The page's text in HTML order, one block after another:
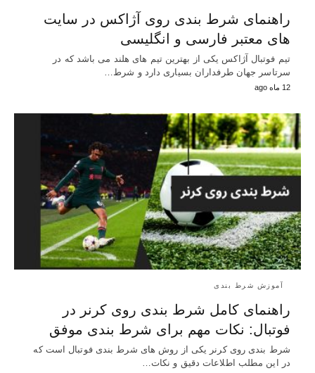
راهنمای شرط بندی روی آژاکس در سایت
های معتبر فارسی و انگلیسی
تیم فوتبال آژاکس یکی از بهترین تیم های هلند می باشد که در
سرتاسر جهان طرفداران بسیاری دارد و شرط…
12 ماه ago
آموزش شرط بندی
راهنمای کامل شرط‌ بندی روی کرنر در
فوتبال: نکات مهم برای شرط‌ بندی موفق
شرط بندی روی کرنر یکی از روش های شرط بندی فوتبال است که
در این مطلب اطلاعات دقیق و نکات…